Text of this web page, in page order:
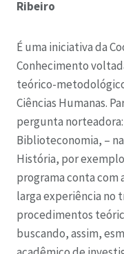
Ribeiro
É uma iniciativa da
Conhecimento
teórico-
Ciências Humanas.
pergunta
Biblioteconomia, –
História, por
programa conta com
larga experiência no
procedimentos
buscando, assim,